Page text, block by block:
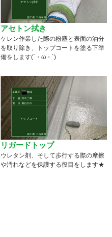
アセトン拭き
ケレン作業した際の粉塵と表面の油分
を取り除き、トップコートを塗る下準
備をします(`・ω・´)
リガードトップ
ウレタン剤、そして歩行する際の摩擦
や汚れなどを保護する役目をします★